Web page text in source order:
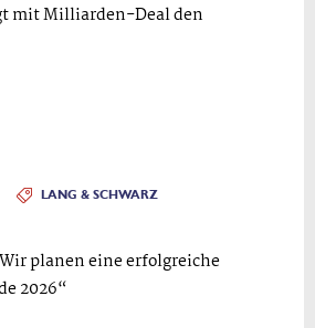
mit Milliarden-Deal den
LANG & SCHWARZ
planen eine erfolgreiche
2026“